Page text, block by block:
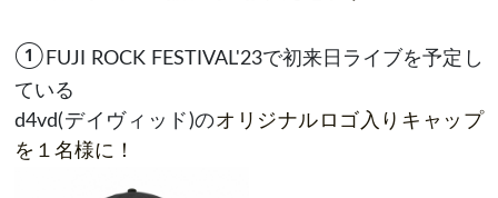
① FUJI ROCK FESTIVAL'23で初来日ライブを予定し
ている
d4vd(デイヴィッド)のオリジナルロゴ入りキャップ
を１名様に！